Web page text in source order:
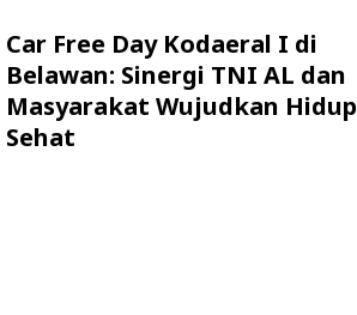
Car Free Day Kodaeral I di
Belawan: Sinergi TNI AL dan
Masyarakat Wujudkan Hidup
Sehat